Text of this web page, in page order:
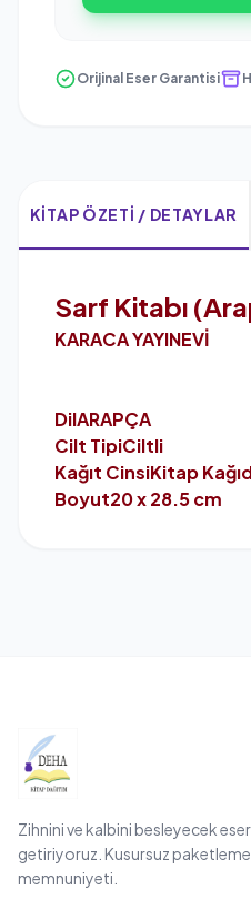
Orijinal Eser Garantisi
KITAP ÖZETI / DETAYLAR
Sarf Kitabı
KARACA YAYINEVİ
DilARAPÇA
Cilt TipiCiltli
Kağıt CinsiKitap
Boyut20 x 28.5 cm
Zihnini ve kalbini besleyecek
getiriyoruz. Kusursuz
memnuniyeti.